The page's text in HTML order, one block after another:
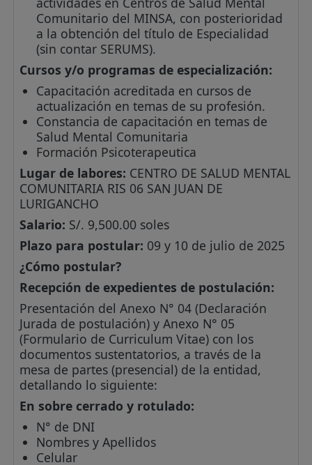
Comunitario del MINSA, con posterioridad
a la obtención del título de Especialidad
(sin contar SERUMS).
Cursos y/o programas de especialización:
Capacitación acreditada en cursos de
actualización en temas de su profesión.
Constancia de capacitación en temas de
Salud Mental Comunitaria
Formación Psicoterapeutica
Lugar de labores: CENTRO DE SALUD MENTAL
COMUNITARIA RIS 06 SAN JUAN DE
LURIGANCHO
Salario: S/. 9,500.00 soles
Plazo para postular: 09 y 10 de julio de 2025
¿Cómo postular?
Recepción de expedientes de postulación:
Presentación del Anexo N° 04 (Declaración
Jurada de postulación) y Anexo N° 05
(Formulario de Curriculum Vitae) con los
documentos sustentatorios, a través de la
mesa de partes (presencial) de la entidad,
detallando lo siguiente:
En sobre cerrado y rotulado:
N° de DNI
Nombres y Apellidos
Celular